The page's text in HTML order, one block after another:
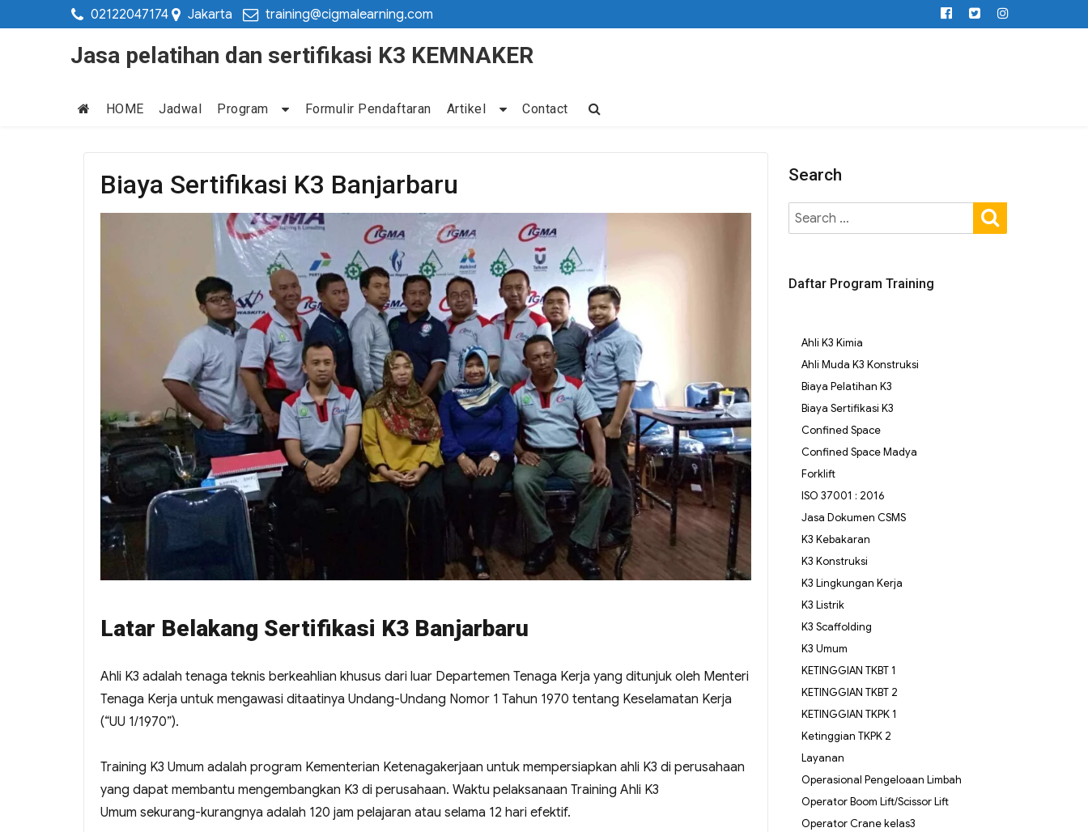
02122047174 Jakarta training@cigmalearning.com
Jasa pelatihan dan sertifikasi K3 KEMNAKER
HOME Jadwal Program Formulir Pendaftaran Artikel Contact
Biaya Sertifikasi K3 Banjarbaru
Latar Belakang Sertifikasi K3 Banjarbaru
Ahli K3 adalah tenaga teknis berkeahlian khusus dari luar Departemen Tenaga Kerja yang ditunjuk oleh Menteri
Tenaga Kerja untuk mengawasi ditaatinya Undang-Undang Nomor 1 Tahun 1970 tentang Keselamatan Kerja
(“UU 1/1970”).
Training K3 Umum adalah program Kementerian Ketenagakerjaan untuk mempersiapkan ahli K3 di perusahaan
yang dapat membantu mengembangkan K3 di perusahaan. Waktu pelaksanaan Training Ahli K3
Umum sekurang-kurangnya adalah 120 jam pelajaran atau selama 12 hari efektif.
Search
Daftar Program Training
Ahli K3 Kimia
Ahli Muda K3 Konstruksi
Biaya Pelatihan K3
Biaya Sertifikasi K3
Confined Space
Confined Space Madya
Forklift
ISO 37001 : 2016
Jasa Dokumen CSMS
K3 Kebakaran
K3 Konstruksi
K3 Lingkungan Kerja
K3 Listrik
K3 Scaffolding
K3 Umum
KETINGGIAN TKBT 1
KETINGGIAN TKBT 2
KETINGGIAN TKPK 1
Ketinggian TKPK 2
Layanan
Operasional Pengeloaan Limbah
Operator Boom Lift/Scissor Lift
Operator Crane kelas3